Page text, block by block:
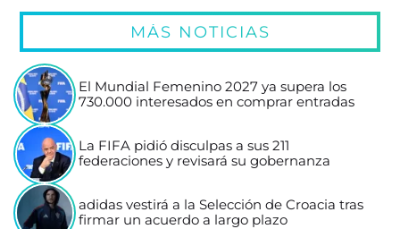
MÁS NOTICIAS
El Mundial Femenino 2027 ya supera los
730.000 interesados en comprar entradas
La FIFA pidió disculpas a sus 211
federaciones y revisará su gobernanza
adidas vestirá a la Selección de Croacia tras
firmar un acuerdo a largo plazo